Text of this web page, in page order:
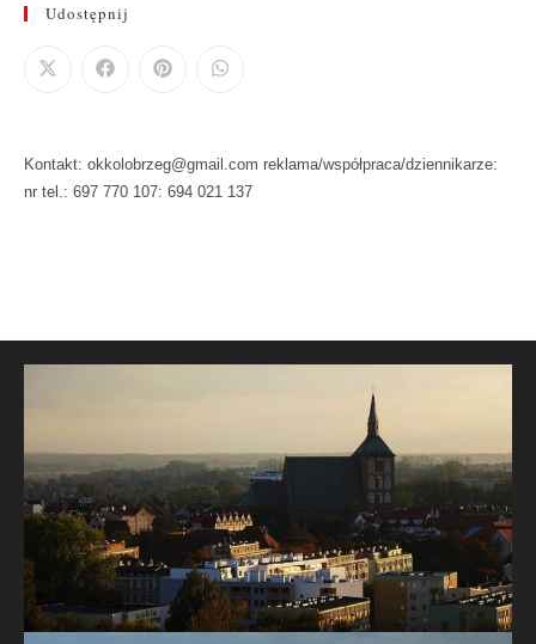
Udostępnij
Kontakt: okkolobrzeg@gmail.com reklama/współpraca/dziennikarze:
nr tel.: 697 770 107: 694 021 137